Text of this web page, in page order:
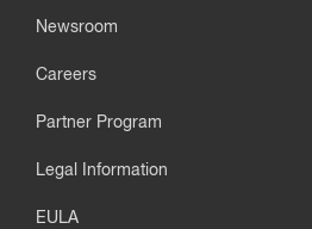
Newsroom
Careers
Partner Program
Legal Information
EULA